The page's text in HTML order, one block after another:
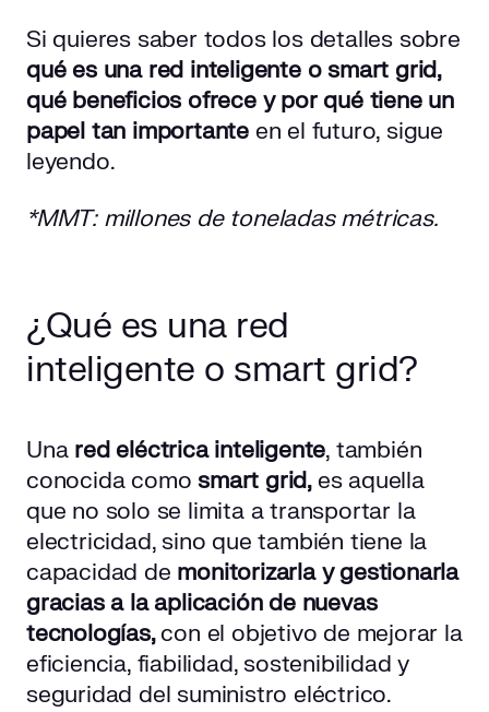
Si quieres saber todos los detalles sobre
qué es una red inteligente o smart grid,
qué beneficios ofrece y por qué tiene un
papel tan importante en el futuro, sigue
leyendo.
*MMT: millones de toneladas métricas.
¿Qué es una red
inteligente o smart grid?
Una red eléctrica inteligente, también
conocida comosmart grid, es aquella
que no solo se limita a transportar la
electricidad, sino que también tiene la
capacidad de monitorizarla y gestionarla
gracias a la aplicación de nuevas
tecnologías,con el objetivo de mejorar la
eficiencia, fiabilidad, sostenibilidad y
seguridad del suministro eléctrico.